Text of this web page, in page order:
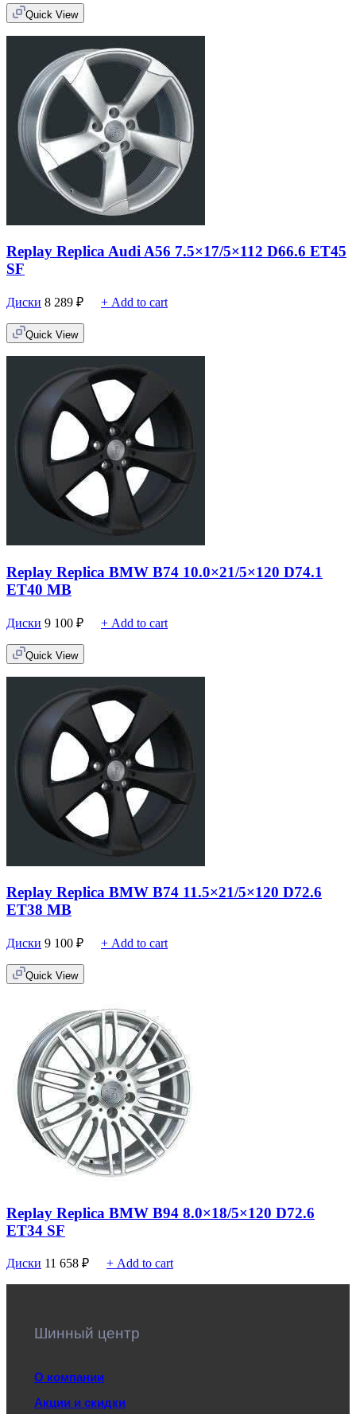
Quick View
Replay Replica Audi A56 7.5×17/5×112 D66.6 ET45
SF
Диски 8 289 ₽ + Add to cart
Quick View
Replay Replica BMW B74 10.0×21/5×120 D74.1
ET40 MB
Диски 9 100 ₽ + Add to cart
Quick View
Replay Replica BMW B74 11.5×21/5×120 D72.6
ET38 MB
Диски 9 100 ₽ + Add to cart
Quick View
Replay Replica BMW B94 8.0×18/5×120 D72.6
ET34 SF
Диски 11 658 ₽ + Add to cart
Шинный центр
О компании
Акции и скидки